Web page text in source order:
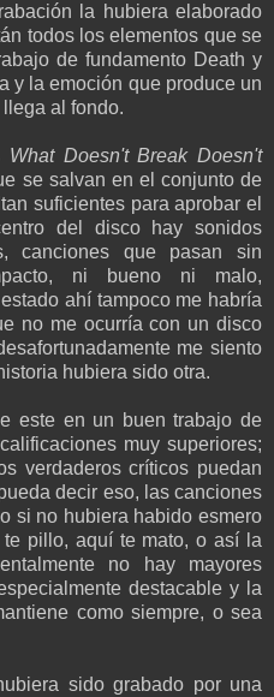
la hubiera elaborado
todos los elementos que se
de fundamento Death y
y la emoción que produce un
al fondo.
What Doesn't Break Doesn't
se salvan en el conjunto de
suficientes para aprobar el
del disco hay sonidos
canciones que pasan sin
ni bueno ni malo,
ahí tampoco me habría
no me ocurría con un disco
me siento
hubiera sido otra.
este en un buen trabajo de
muy superiores;
verdaderos críticos puedan
decir eso, las canciones
si no hubiera habido esmero
pillo, aquí te mato, o así la
no hay mayores
destacable y la
como siempre, o sea
sido grabado por una